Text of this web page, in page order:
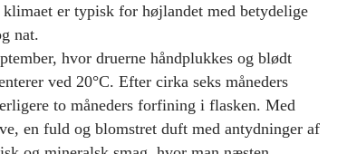
er typisk for højlandet med betydelige
nat.
hvor druerne håndplukkes og blødt
ved 20°C. Efter cirka seks måneders
to måneders forfining i flasken. Med
en fuld og blomstret duft med antydninger af